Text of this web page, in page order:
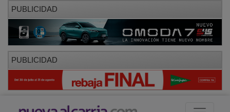
PUBLICIDAD
PUBLICIDAD